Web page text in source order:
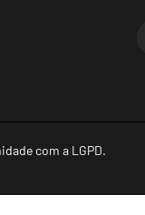
com a LGPD.